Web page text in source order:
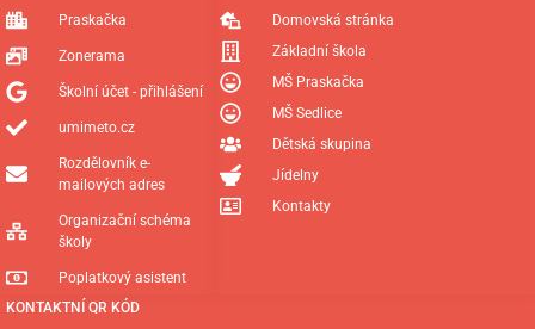
KONTAKTNÍ QR KÓD
Domovská stránka
Základní škola
MŠ Praskačka
MŠ Sedlice
Dětská skupina
Jídelny
Kontakty
Praskačka
Zonerama
Školní účet - přihlášení
umimeto.cz
Rozdělovník e-
mailových adres
Organizační schéma
školy
Poplatkový asistent